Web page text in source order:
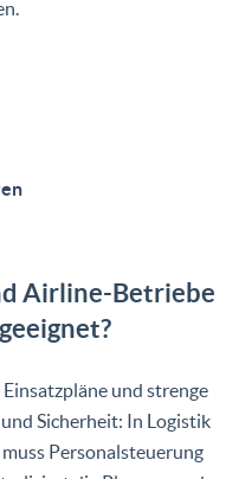
Airline-Betriebe
und strenge
Sicherheit: In Logistik
Personalsteuerung